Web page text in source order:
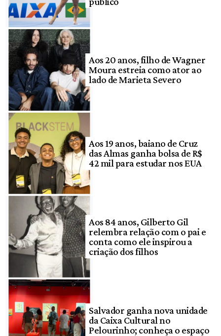
Aos 20 anos, filho de Wagner
Moura estreia como ator ao
lado de Marieta Severo
Aos 19 anos, baiano de Cruz
das Almas ganha bolsa de R$
42 mil para estudar nos EUA
Aos 84 anos, Gilberto Gil
relembra relação com o pai e
conta como ele inspirou a
criação dos filhos
Salvador ganha nova unidade
da Caixa Cultural no
Pelourinho; conheça o espaço